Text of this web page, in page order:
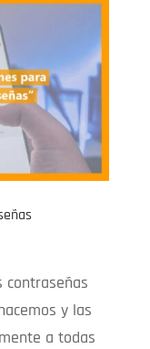
contraseñas
y las
a todas